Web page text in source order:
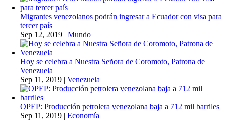
Migrantes venezolanos podrán ingresar a Ecuador con visa para
tercer país
Sep 12, 2019 | Mundo
Hoy se celebra a Nuestra Señora de Coromoto, Patrona de
Venezuela
Sep 11, 2019 | Venezuela
OPEP: Producción petrolera venezolana baja a 712 mil barriles
Sep 11, 2019 | Economía